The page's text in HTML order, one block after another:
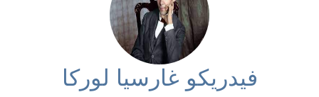
فيدريكو غارسيا لوركا